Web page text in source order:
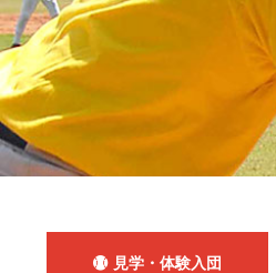
見学・体験入団